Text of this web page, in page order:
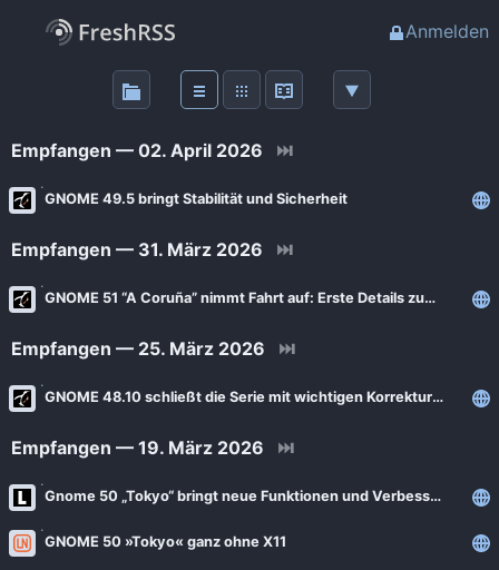
Anmelden
Haupt-Feeds
Wichtige Feeds
Favoriten (0)
Meine Labels
Blogs
AdminForge
ComputerBase
Empfangen — 02. April 2026 ⏭
GNOME 49.5 bringt Stabilität und Sicherheit
Empfangen — 31. März 2026 ⏭
GNOME 51 “A Coruña” nimmt Fahrt auf: Erste Details zum nächsten großen Desktop
Empfangen — 25. März 2026 ⏭
GNOME 48.10 schließt die Serie mit wichtigen Korrekturen ab
Empfangen — 19. März 2026 ⏭
Gnome 50 „Tokyo“ bringt neue Funktionen und Verbesserungen
GNOME 50 »Tokyo« ganz ohne X11